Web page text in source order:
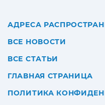
АДРЕСА
ВСЕ НОВОСТИ
ВСЕ СТАТЬИ
ГЛАВНАЯ СТРАНИЦА
ПОЛИТИКА